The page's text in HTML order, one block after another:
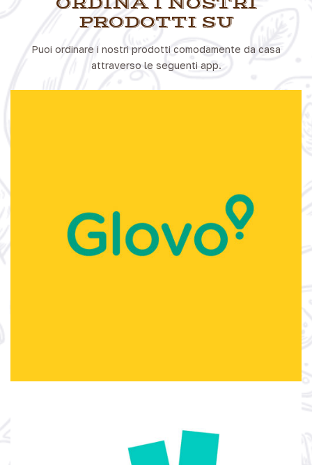
PRODOTTI SU
Puoi ordinare i nostri prodotti comodamente da casa
attraverso le seguenti app.